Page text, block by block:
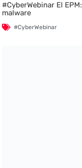
#CyberWebinar El
malware
#CyberWebinar